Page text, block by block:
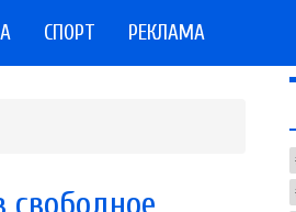
СПОРТ РЕКЛАМА
свободное